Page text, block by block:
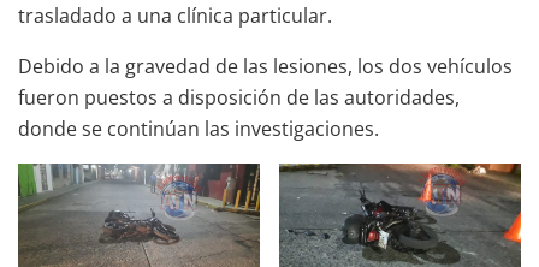
trasladado a una clínica particular.
Debido a la gravedad de las lesiones, los dos vehículos
fueron puestos a disposición de las autoridades,
donde se continúan las investigaciones.